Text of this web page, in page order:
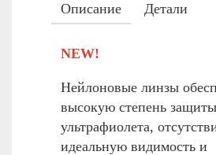
Описание Детали
NEW!
Нейлоновые линзы
высокую степень
ультрафиолета,
идеальную видимость и